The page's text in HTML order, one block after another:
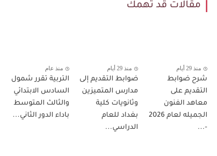
مقالات قد تهمك
منذ 29 أيام
شرح ضوابط
التقديم على
معاهد الفنون
الجميله لعام 2026
-...
منذ 29 أيام
ضوابط التقديم إلى
مدارس المتميزين
وثانويات كلية
بغداد للعام
الدراسي...
منذ عام
التربية تقرر شمول
السادس الابتدائي
والثالث المتوسط
باداء الدور الثاني...